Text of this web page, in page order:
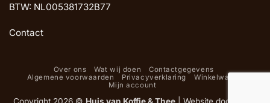
BTW: NL005381732B77
Contact
Over ons Wat wij doen
Contactgegevens
Algemene voorwaarden
Privacyverklaring
Winkelwagen
Mijn account